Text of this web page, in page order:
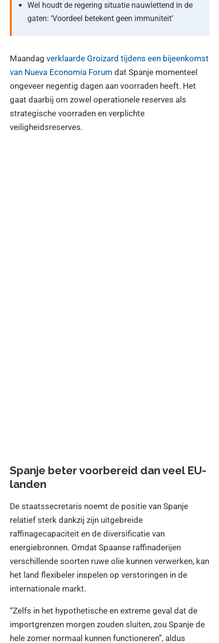
Wel houdt de regering situatie nauwlettend in de
gaten: ‘Voordeel betekent geen immuniteit’
Maandag verklaarde Groizard tijdens een bijeenkomst
van Nueva Economía Forum dat Spanje momenteel
ongeveer negentig dagen aan voorraden heeft. Het
gaat daarbij om zowel operationele reserves als
strategische voorraden en verplichte
veiligheidsreserves.
Spanje beter voorbereid dan veel EU-
landen
De staatssecretaris noemt de positie van Spanje
relatief sterk dankzij zijn uitgebreide
raffinagecapaciteit en de diversificatie van
energiebronnen. Omdat Spaanse raffinaderijen
verschillende soorten ruwe olie kunnen verwerken, kan
het land flexibeler inspelen op verstoringen in de
internationale markt.
“Zelfs in het hypothetische en extreme geval dat de
importgrenzen morgen zouden sluiten, zou Spanje de
hele zomer normaal kunnen functioneren”, aldus